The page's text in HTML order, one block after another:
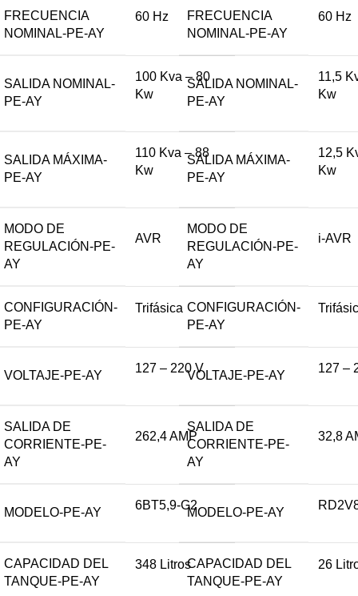
FRECUENCIA
NOMINAL-PE-AY
60 Hz
SALIDA NOMINAL-
PE-AY
100 Kva – 80
Kw
SALIDA MÁXIMA-
PE-AY
110 Kva – 88
Kw
MODO DE
REGULACIÓN-PE-
AY
AVR
CONFIGURACIÓN-
PE-AY
Trifásica
VOLTAJE-PE-AY
127 – 220 V
SALIDA DE
CORRIENTE-PE-
AY
262,4 AMP
MODELO-PE-AY
6BT5,9-G2
CAPACIDAD DEL
TANQUE-PE-AY
348 Litros
FRECUENCIA
NOMINAL-PE-AY
60 Hz
SALIDA NOMINAL-
PE-AY
11,5
Kw
SALIDA MÁXIMA-
PE-AY
12,5
Kw
MODO DE
REGULACIÓN-PE-
AY
i-AVR
CONFIGURACIÓN-
PE-AY
VOLTAJE-PE-AY
127 –
SALIDA DE
CORRIENTE-PE-
AY
32,8
MODELO-PE-AY
CAPACIDAD DEL
TANQUE-PE-AY
26